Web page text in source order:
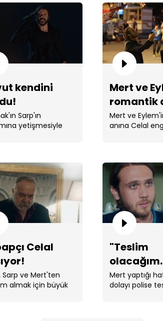
kendini
Sarp'ın
yetişmesiyle
Mert ve
romantik
Celal
düşürdü
Mert ve
anına Celal
Celal
Sarp ve Mert'ten
almak için büyük
"Teslim
Mert yaptığı
dolayı polise